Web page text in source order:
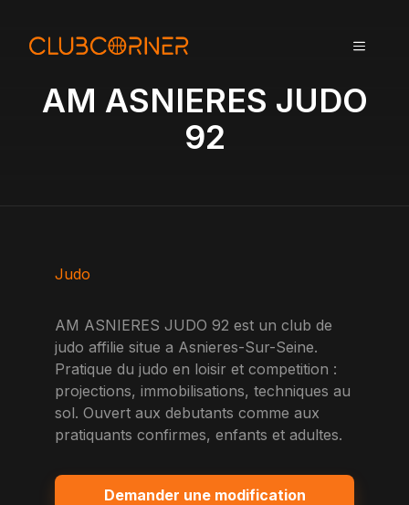
MENU
AM ASNIERES JUDO
92
Judo
AM ASNIERES JUDO 92 est un club de
judo affilie situe a Asnieres-Sur-Seine.
Pratique du judo en loisir et competition :
projections, immobilisations, techniques au
sol. Ouvert aux debutants comme aux
pratiquants confirmes, enfants et adultes.
Demander une modification